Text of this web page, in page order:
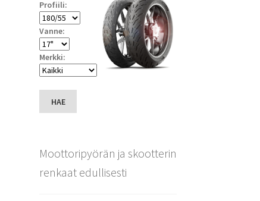
Profiili:
Vanne:
Merkki:
HAE
Moottoripyörän ja skootterin
renkaat edullisesti